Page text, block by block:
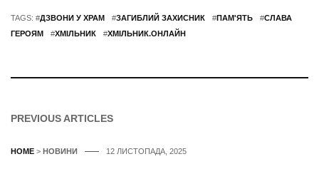
TAGS: #ДЗВОНИ У ХРАМ #ЗАГИБЛИЙ ЗАХИСНИК #ПАМ'ЯТЬ #СЛАВА
ГЕРОЯМ
#ХМІЛЬНИК #ХМІЛЬНИК.ОНЛАЙН
PREVIOUS ARTICLES
HOME > НОВИНИ 12 ЛИСТОПАДА, 2025